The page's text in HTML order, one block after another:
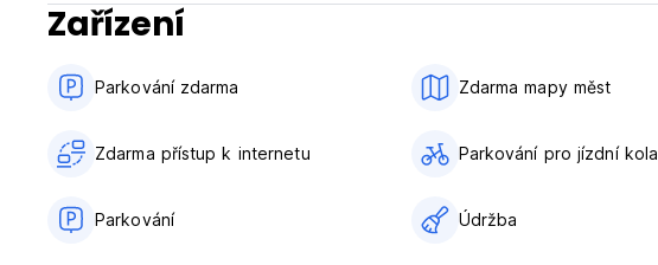
Zařízení
Parkování zdarma Zdarma mapy měst
Zdarma přístup k internetu Parkování pro jízdní kola
Parkování Údržba